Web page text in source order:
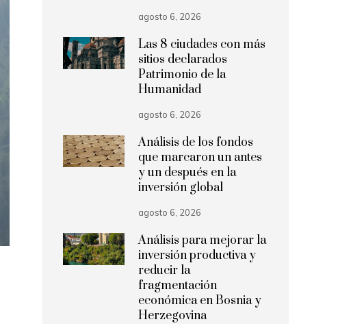
agosto 6, 2026
Las 8 ciudades con más
sitios declarados
Patrimonio de la
Humanidad
agosto 6, 2026
Análisis de los fondos
que marcaron un antes
y un después en la
inversión global
agosto 6, 2026
Análisis para mejorar la
inversión productiva y
reducir la
fragmentación
económica en Bosnia y
Herzegovina